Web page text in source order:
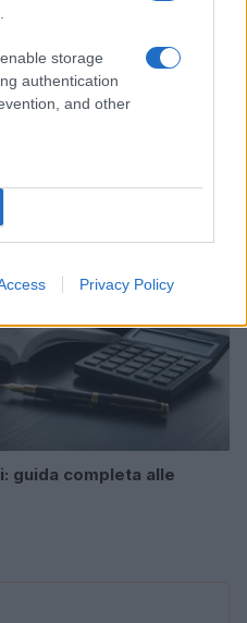
storage
authentication
and other
Privacy Policy
problemi e prezzi
guida completa alle